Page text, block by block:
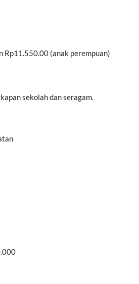
Rp11.550.00 (anak perempuan)
sekolah dan seragam.